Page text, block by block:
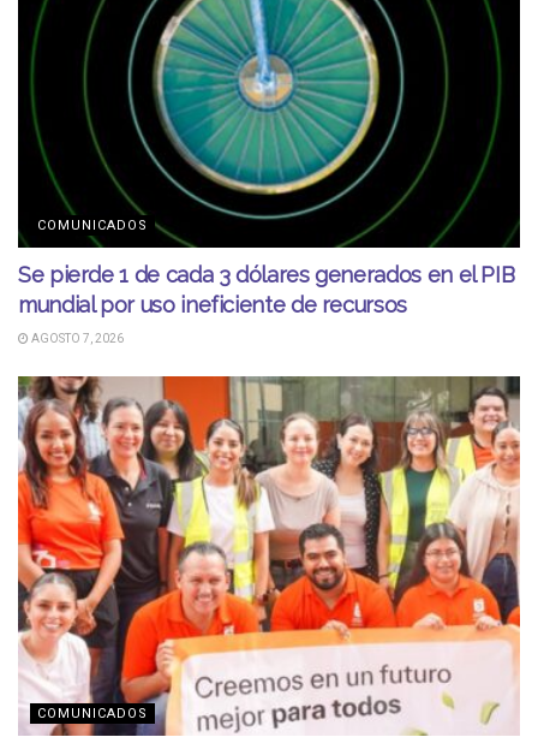
COMUNICADOS
Se pierde 1 de cada 3 dólares generados en el PIB
mundial por uso ineficiente de recursos
AGOSTO 7, 2026
COMUNICADOS